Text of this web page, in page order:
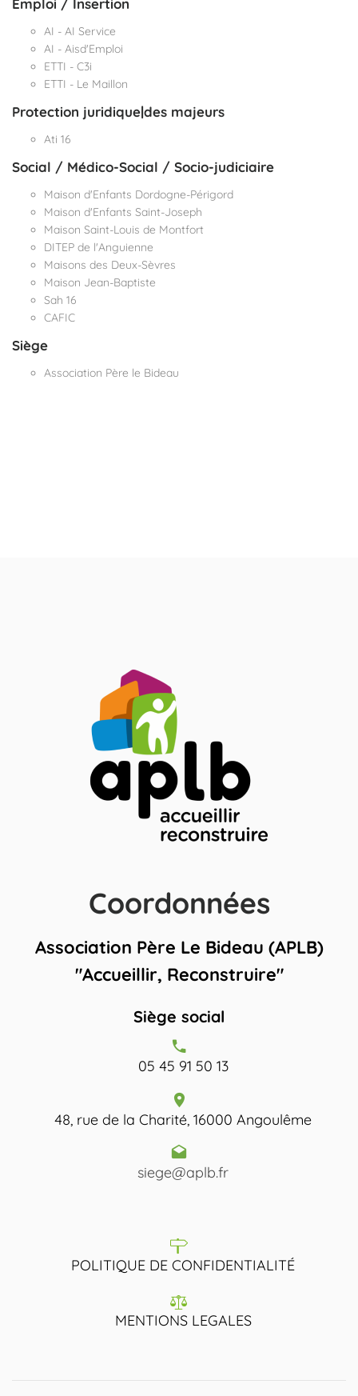
Emploi / Insertion
AI - AI Service
AI - Aisd'Emploi
ETTI - C3i
ETTI - Le Maillon
Protection juridique|des majeurs
Ati 16
Social / Médico-Social / Socio-judiciaire
Maison d'Enfants Dordogne-Périgord
Maison d'Enfants Saint-Joseph
Maison Saint-Louis de Montfort
DITEP de l'Anguienne
Maisons des Deux-Sèvres
Maison Jean-Baptiste
Sah 16
CAFIC
Siège
Association Père le Bideau
Coordonnées
Association Père Le Bideau (APLB)
"Accueillir, Reconstruire"
Siège social
05 45 91 50 13
48, rue de la Charité, 16000 Angoulême
siege@aplb.fr
POLITIQUE DE CONFIDENTIALITÉ
MENTIONS LEGALES